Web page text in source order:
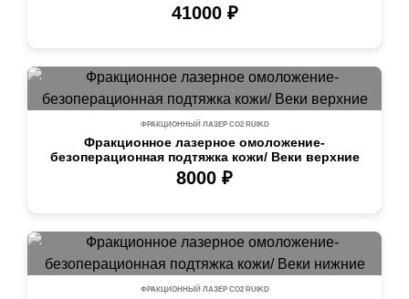
41000 ₽
ФРАКЦИОННЫЙ ЛАЗЕР СО2 RUIKD
Фракционное лазерное омоложение-
безоперационная подтяжка кожи/ Веки верхние
8000 ₽
ФРАКЦИОННЫЙ ЛАЗЕР СО2 RUIKD